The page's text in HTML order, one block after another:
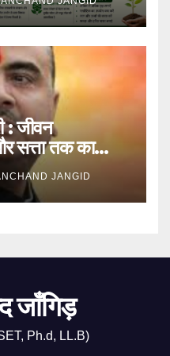
: जीवन
सत्ता तक का
JANGID
जाँगिड़
Ph.d, LL.B)